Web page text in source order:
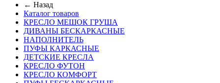
← Назад
Каталог товаров
КРЕСЛО МЕШОК ГРУША
ДИВАНЫ БЕСКАРКАСНЫЕ
НАПОЛНИТЕЛЬ
ПУФЫ КАРКАСНЫЕ
ДЕТСКИЕ КРЕСЛА
КРЕСЛО ФУТОН
КРЕСЛО КОМФОРТ